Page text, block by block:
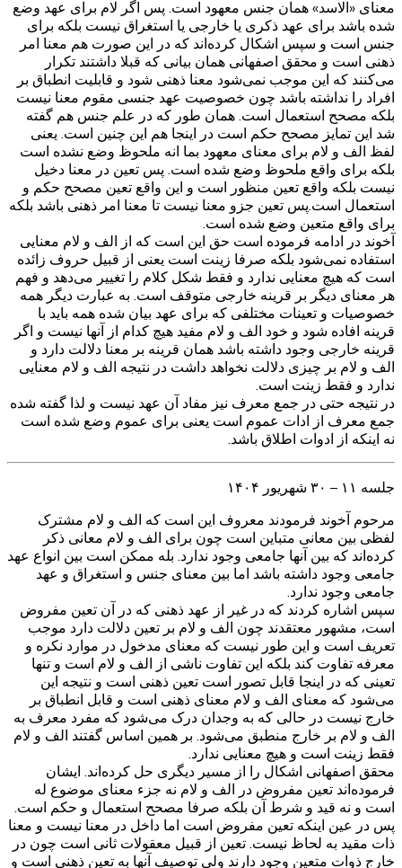
معنای «الاسد» همان جنس معهود است. پس اگر لام برای عهد وضع
شده باشد برای عهد ذکری یا خارجی یا استغراق نیست بلکه برای
جنس است و سپس اشکال کرده‌اند که در این صورت هم معنا امر
ذهنی است و محقق اصفهانی همان بیانی که قبلا داشتند تکرار
می‌کنند که این موجب نمی‌شود معنا ذهنی شود و قابلیت انطباق بر
افراد را نداشته باشد چون خصوصیت عهد جنسی مقوم معنا نیست
بلکه مصحح استعمال است. همان طور که در علم جنس هم گفته
شد این تمایز مصحح حکم است در اینجا هم این چنین است. یعنی
لفظ الف و لام برای معنای معهود بما انه ملحوظ وضع نشده است
بلکه برای واقع ملحوظ وضع شده است. پس تعین در معنا دخیل
نیست بلکه واقع تعین منظور است و این واقع تعین مصحح حکم و
استعمال است.پس تعین جزو معنا نیست تا معنا امر ذهنی باشد بلکه
برای واقع متعین وضع شده است.
آخوند در ادامه فرموده است حق این است که از الف و لام معنایی
استفاده نمی‌شود بلکه صرفا زینت است یعنی از قبیل حروف زائده
است که هیچ معنایی ندارد و فقط شکل کلام را تغییر می‌دهد و فهم
هر معنای دیگر بر قرینه خارجی متوقف است. به عبارت دیگر همه
خصوصیات و تعینات مختلفی که برای عهد بیان شده همه باید با
قرینه افاده شود و خود الف و لام مفید هیچ کدام از آنها نیست و اگر
قرینه خارجی وجود داشته باشد همان قرینه بر معنا دلالت دارد و
الف و لام بر چیزی دلالت نخواهد داشت در نتیجه الف و لام معنایی
ندارد و فقط زینت است.
در نتیجه حتی در جمع معرف نیز مفاد آن عهد نیست و لذا گفته شده
جمع معرف از ادات عموم است یعنی برای عموم وضع شده است
نه اینکه از ادوات اطلاق باشد.
جلسه ۱۱ – ۳۰ شهریور ۱۴۰۴
مرحوم آخوند فرمودند معروف این است که الف و لام مشترک
لفظی بین معانی متباین است چون برای الف و لام معانی ذکر
کرده‌اند که بین آنها جامعی وجود ندارد. بله ممکن است بین انواع عهد
جامعی وجود داشته باشد اما بین معنای جنس و استغراق و عهد
جامعی وجود ندارد.
سپس اشاره کردند که در غیر از عهد ذهنی که در آن تعین مفروض
است، مشهور معتقدند چون الف و لام بر تعین دلالت دارد موجب
تعریف است و این طور نیست که معنای مدخول در موارد نکره و
معرفه تفاوت کند بلکه این تفاوت ناشی از الف و لام است و تنها
تعینی که در اینجا قابل تصور است تعین ذهنی است و نتیجه این
می‌شود که معنای الف و لام معنای ذهنی است و قابل انطباق بر
خارج نیست در حالی که به وجدان درک می‌شود که مفرد معرف به
الف و لام بر خارج منطبق می‌شود. بر همین اساس گفتند الف و لام
فقط زینت است و هیچ معنایی ندارد.
محقق اصفهانی اشکال را از مسیر دیگری حل کرده‌اند. ایشان
فرموده‌اند تعین مفروض در الف و لام نه جزء معنای موضوع له
است و نه قید و شرط آن بلکه صرفا مصحح استعمال و حکم است.
پس در عین اینکه تعین مفروض است اما داخل در معنا نیست و معنا
ذات مقید به لحاظ نیست. تعین از قبیل معقولات ثانی است چون در
خارج ذوات متعین وجود دارند ولی توصیف آنها به تعین ذهنی است و